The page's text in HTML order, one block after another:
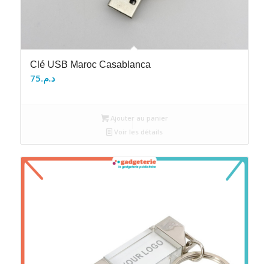
Clé USB Maroc Casablanca
د.م.75
Ajouter au panier
Voir les détails